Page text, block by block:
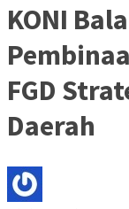
KONI
FGD
Daerah